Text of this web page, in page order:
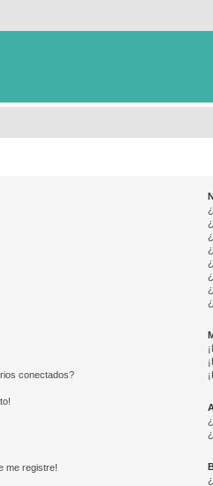
conectados?
me registre!